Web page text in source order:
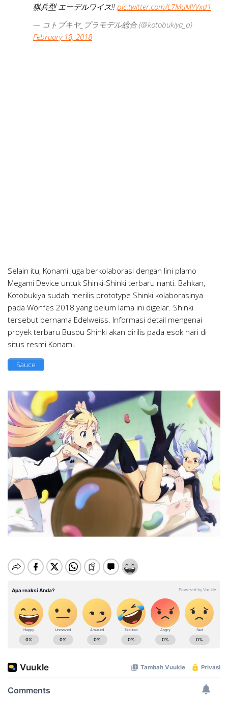
猟兵型 エーデルワイス‼︎ pic.twitter.com/L7MuMYVxd1
— コトブキヤ_プラモデル総合 (@kotobukiya_p)
February 18, 2018
Selain itu, Konami juga berkolaborasi dengan lini plamo
Megami Device untuk Shinki-Shinki terbaru nanti. Bahkan,
Kotobukiya sudah merilis prototype Shinki kolaborasinya
pada Wonfes 2018 yang belum lama ini digelar. Shinki
tersebut bernama Edelweiss. Informasi detail mengenai
proyek terbaru Busou Shinki akan dirilis pada esok hari di
situs resmi Konami.
Sauce